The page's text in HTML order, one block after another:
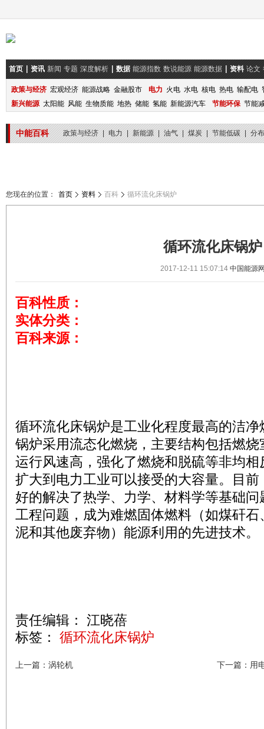
首页 资讯 新闻 专题 深度解析 数据 能源指数 数说能源 能源数据 资料 论文
政策与经济 宏观经济 能源战略 金融股市 电力 火电 水电 核电 热电 输配电
新兴能源 太阳能 风能 生物质能 地热 储能 氢能 新能源汽车 节能环保 节能
中能百科 政策与经济 | 电力 | 新能源 | 油气 | 煤炭 | 节能低碳 | 分
您现在的位置： 首页 资料 百科 循环流化床锅炉
循环流化床锅炉
2017-12-11 15:07:14 中国能源
百科性质：
实体分类：
百科来源：
循环流化床锅炉是工业化程度最高的洁
锅炉采用流态化燃烧，主要结构包括燃
运行风速高，强化了燃烧和脱硫等非均
扩大到电力工业可以接受的大容量。目
好的解决了热学、力学、材料学等基础
工程问题，成为难燃固体燃料（如煤矸
泥和其他废弃物）能源利用的先进技术。
责任编辑： 江晓蓓
标签： 循环流化床锅炉
上一篇：涡轮机 下一篇：用